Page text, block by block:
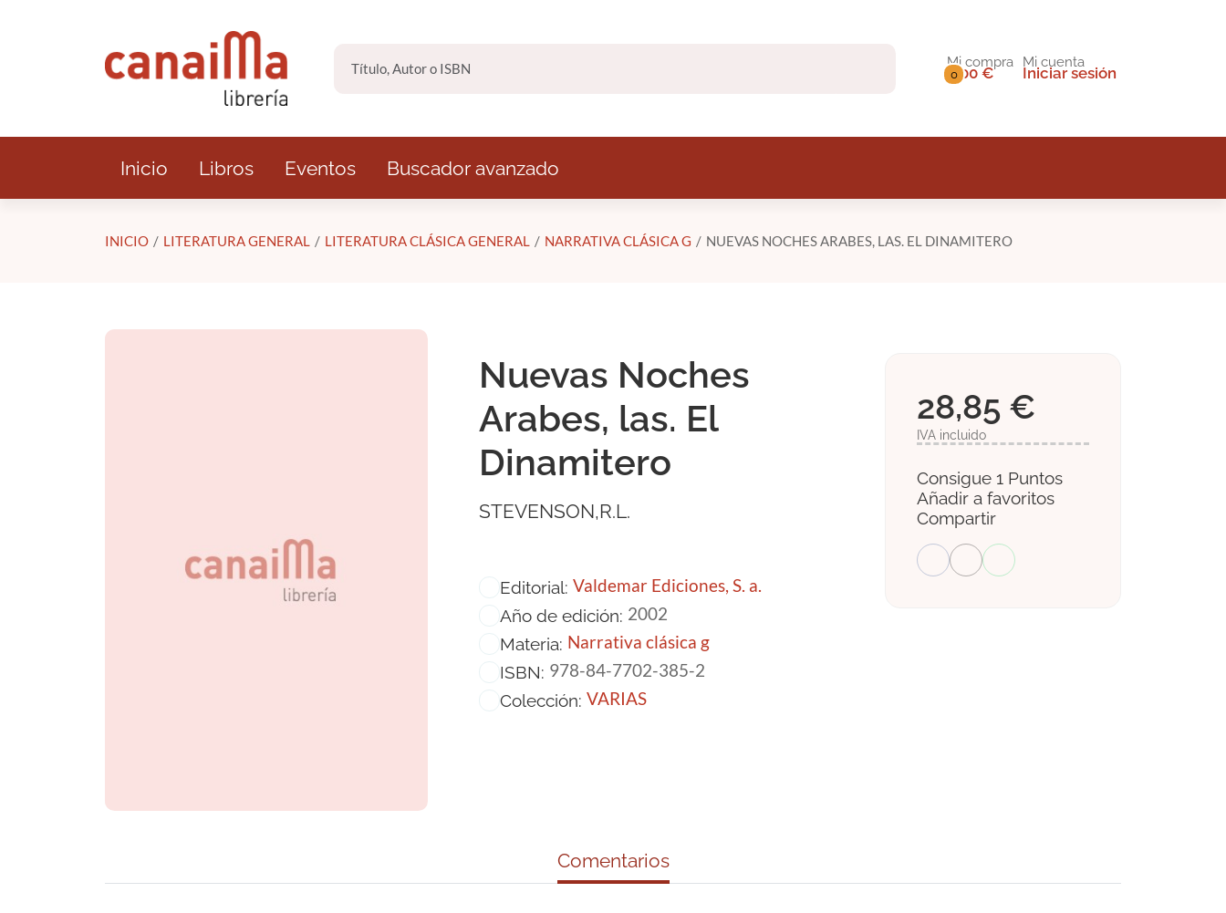
0
Mi compra
0,00 €
Mi cuenta
Iniciar sesión
Inicio Libros Eventos Buscador avanzado
INICIO LITERATURA GENERAL LITERATURA CLÁSICA GENERAL NARRATIVA CLÁSICA G NUEVAS NOCHES ARABES, LAS. EL DINAMITERO
Nuevas Noches
Arabes, las. El
Dinamitero
STEVENSON,R.L.
Editorial: Valdemar Ediciones, S. a.
Año de edición: 2002
Materia: Narrativa clásica g
ISBN: 978-84-7702-385-2
Colección: VARIAS
28,85 €
IVA incluido
Consigue 1 Puntos
Añadir a favoritos
Compartir
Comentarios